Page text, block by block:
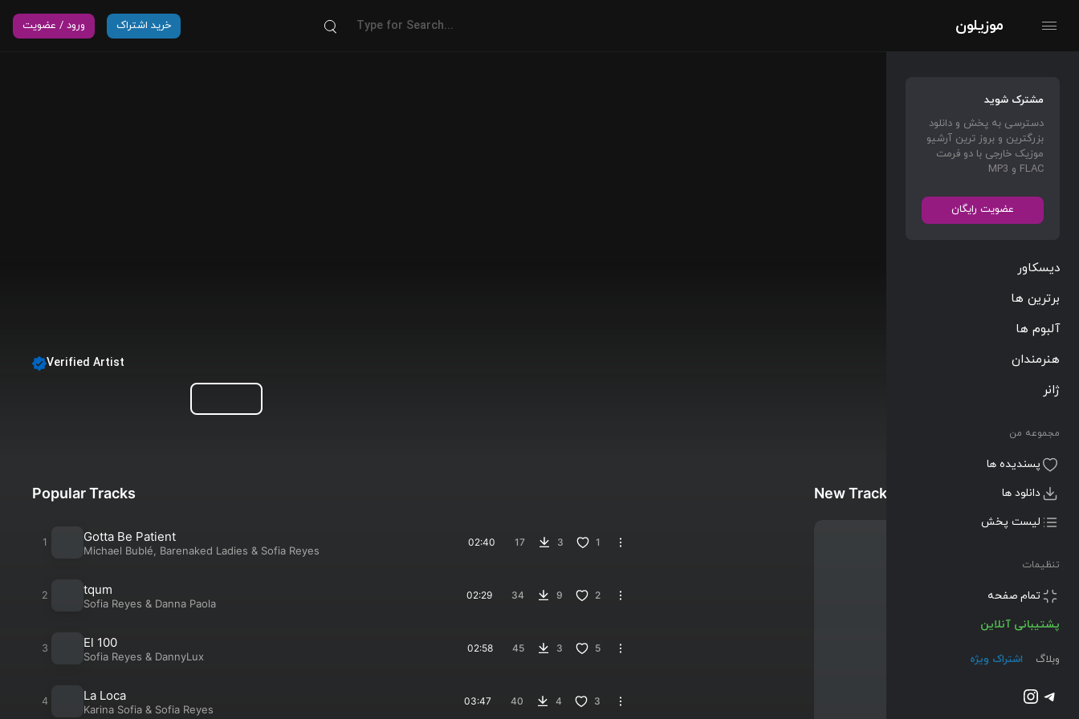
موزیلون خرید اشتراک ورود / عضویت
مشترک شوید
دسترسی به پخش و دانلود
بزرگترین و بروز ترین آرشیو
موزیک خارجی با دو فرمت
FLAC و MP3
عضویت رایگان
دیسکاور
برترین ها
آلبوم ها
هنرمندان
ژانر
مجموعه من
پسندیده ها
دانلود ها
لیست پخش
تنظیمات
تمام صفحه
پشتیبانی آنلاین
وبلاگ اشتراک ویژه
تلگراماینستاگرم
Verified Artist
Popular Tracks
Gotta Be Patient
Michael Bublé Barenaked Ladies & Sofia Reyes
02:40 17 3 1
tqum
Sofia Reyes & Danna Paola
02:29 34 9 2
El 100
Sofia Reyes & DannyLux
02:58 45 3 5
La Loca
Karina Sofia & Sofia Reyes
03:47 40 4 3
New Tracks